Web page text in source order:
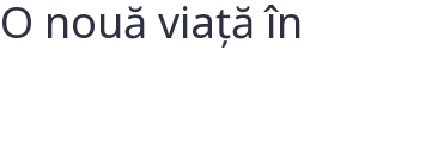
nouă viață în